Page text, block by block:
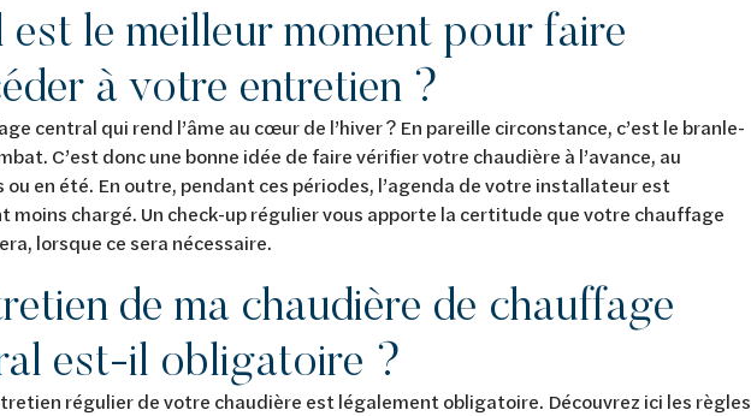
est le meilleur moment pour faire
à votre entretien ?
central qui rend l’âme au cœur de l’hiver ? En pareille circonstance, c’est le branle-
C’est donc une bonne idée de faire vérifier votre chaudière à l’avance, au
ou en été. En outre, pendant ces périodes, l’agenda de votre installateur est
moins chargé. Un check-up régulier vous apporte la certitude que votre chauffage
lorsque ce sera nécessaire.
de ma chaudière de chauffage
est-il obligatoire ?
régulier de votre chaudière est légalement obligatoire. Découvrez ici les règles